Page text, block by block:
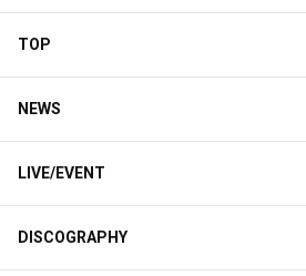
TOP
NEWS
LIVE/EVENT
DISCOGRAPHY